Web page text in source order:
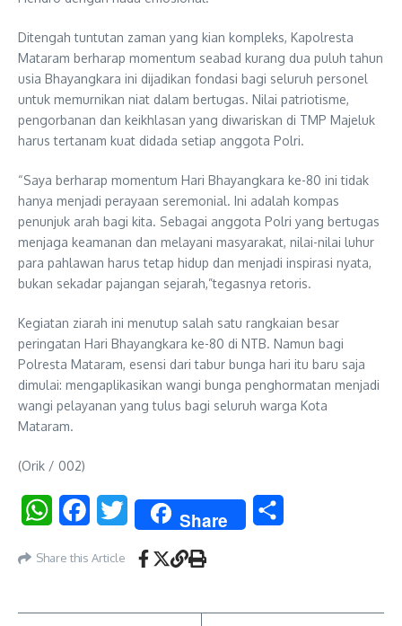
Ditengah tuntutan zaman yang kian kompleks, Kapolresta
Mataram berharap momentum seabad kurang dua puluh tahun
usia Bhayangkara ini dijadikan fondasi bagi seluruh personel
untuk memurnikan niat dalam bertugas. Nilai patriotisme,
pengorbanan dan keikhlasan yang diwariskan di TMP Majeluk
harus tertanam kuat didada setiap anggota Polri.
“Saya berharap momentum Hari Bhayangkara ke-80 ini tidak
hanya menjadi perayaan seremonial. Ini adalah kompas
penunjuk arah bagi kita. Sebagai anggota Polri yang bertugas
menjaga keamanan dan melayani masyarakat, nilai-nilai luhur
para pahlawan harus tetap hidup dan menjadi inspirasi nyata,
bukan sekadar pajangan sejarah,”tegasnya retoris.
Kegiatan ziarah ini menutup salah satu rangkaian besar
peringatan Hari Bhayangkara ke-80 di NTB. Namun bagi
Polresta Mataram, esensi dari tabur bunga hari itu baru saja
dimulai: mengaplikasikan wangi bunga penghormatan menjadi
wangi pelayanan yang tulus bagi seluruh warga Kota
Mataram.
(Orik / 002)
WhatsAppFacebookTwitter Share
Share this Article